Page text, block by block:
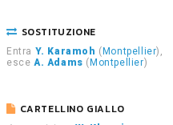
SOSTITUZIONE
Entra Y. Karamoh ( Montpellier),
esce A. Adams ( Montpellier)
CARTELLINO GIALLO